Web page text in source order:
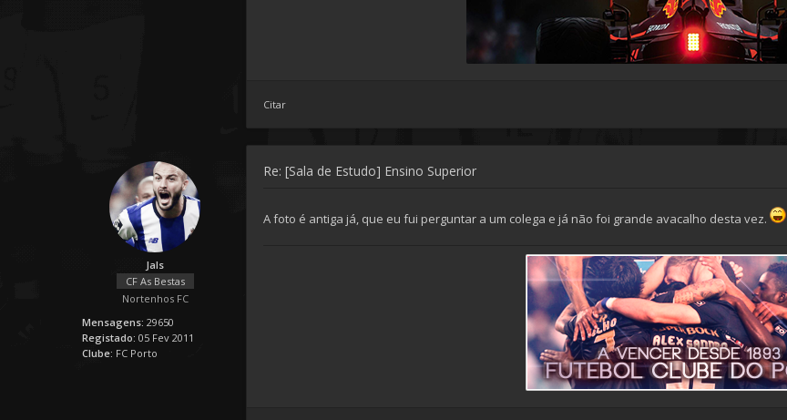
Citar
Jals
CF As Bestas
Nortenhos FC
Mensagens: 29650
Registado: 05 Fev 2011
Clube: FC Porto
Re: [Sala de Estudo] Ensino Superior
A foto é antiga já, que eu fui perguntar a um colega e já não foi grande avacalho desta vez.